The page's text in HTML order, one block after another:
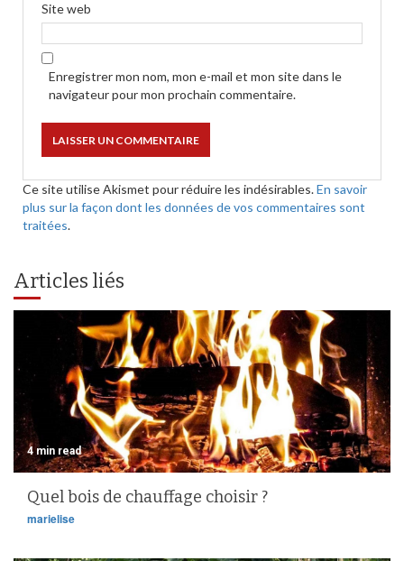
Site web
Enregistrer mon nom, mon e-mail et mon site dans le
navigateur pour mon prochain commentaire.
Ce site utilise Akismet pour réduire les indésirables.En savoir
plus sur la façon dont les données de vos commentaires sont
traitées.
Articles liés
4 min read
Quel bois de chauffage choisir ?
marielise